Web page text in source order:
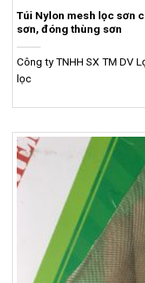
Túi Nylon mesh lọc sơn
sơn, đóng thùng sơn
Công ty TNHH SX TM DV
lọc